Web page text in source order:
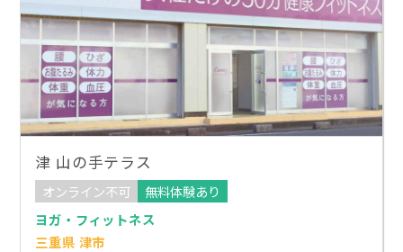
津 山の手テラス
オンライン不可
無料体験あり
ヨガ・フィットネス
三重県 津市